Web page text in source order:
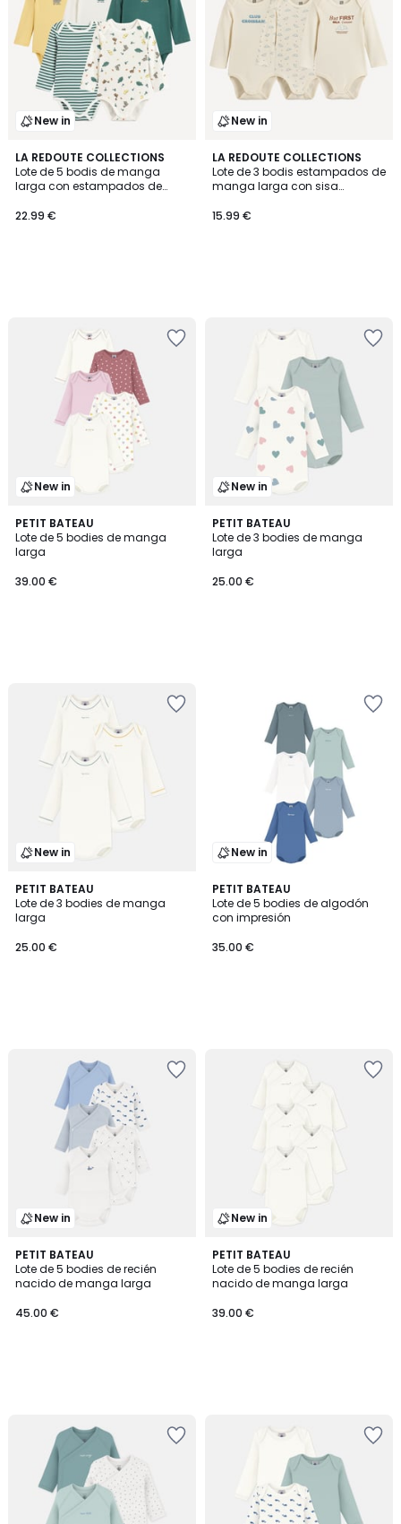
New in
LA REDOUTE COLLECTIONS
Lote de 5 bodis de manga
larga con estampados de
americanas
22.99 €
New in
LA REDOUTE COLLECTIONS
Lote de 3 bodis estampados de
manga larga con sisa
15.99 €
New in
PETIT BATEAU
Lote de 5 bodies de manga
larga
39.00 €
New in
PETIT BATEAU
Lote de 3 bodies de manga
larga
25.00 €
New in
PETIT BATEAU
Lote de 3 bodies de manga
larga
25.00 €
New in
PETIT BATEAU
Lote de 5 bodies de algodón
con impresión
35.00 €
New in
PETIT BATEAU
Lote de 5 bodies de recién
nacido de manga larga
45.00 €
New in
PETIT BATEAU
Lote de 5 bodies de recién
nacido de manga larga
39.00 €